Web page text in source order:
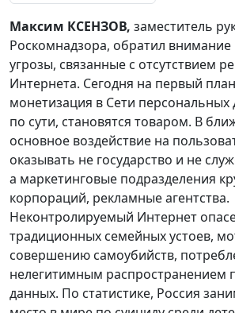
Максим КСЕНЗОВ, заместитель
Роскомнадзора, обратил
угрозы, связанные с отсутствием
Интернета. Сегодня на первый
монетизация в Сети персональных
по сути, становятся товаром. В
основное воздействие на
оказывать не государство и не
а маркетинговые подразделения
корпораций, рекламные агентства.
Неконтролируемый Интернет
традиционных семейных устоев,
совершению самоубийств,
нелегитимным распространением
данных. По статистике, Россия